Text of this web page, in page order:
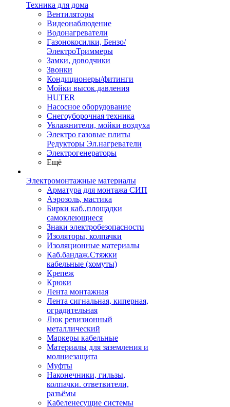
Техника для дома
Вентиляторы
Видеонаблюдение
Водонагреватели
Газонокосилки, Бензо/
ЭлектроТриммеры
Замки, доводчики
Звонки
Кондиционеры/фитинги
Мойки высок.давления
HUTER
Насосное оборудование
Снегоуборочная техника
Увлажнители, мойки воздуха
Электро газовые плиты
Редукторы Эл.нагреватели
Электрогенераторы
Ещё
Электромонтажные материалы
Арматура для монтажа СИП
Аэрозоль, мастика
Бирки каб.,площадки
самоклеющиеся
Знаки электробезопасности
Изоляторы, колпачки
Изоляционные материалы
Каб.бандаж.Стяжки
кабельные (хомуты)
Крепеж
Крюки
Лента монтажная
Лента сигнальная, киперная,
оградительная
Люк ревизионный
металлический
Маркеры кабельные
Материалы для заземления и
молниезащита
Муфты
Наконечники, гильзы,
колпачки. ответвители,
разъёмы
Кабеленесущие системы